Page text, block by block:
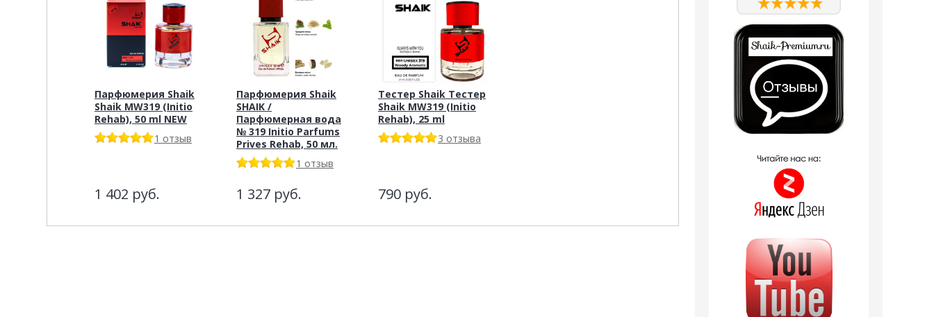
Парфюмерия Shaik
Shaik MW319 (Initio
Rehab), 50 ml NEW
1 отзыв
1 402 руб.
Парфюмерия Shaik
SHAIK /
Парфюмерная вода
№ 319 Initio Parfums
Prives Rehab, 50 мл.
1 отзыв
1 327 руб.
Тестер Shaik Тестер
Shaik MW319 (Initio
Rehab), 25 ml
3 отзыва
790 руб.